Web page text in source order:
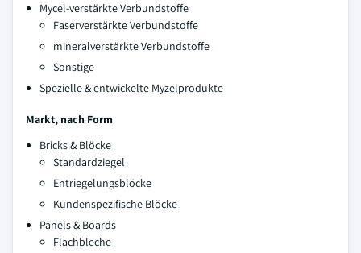
Mycel-verstärkte Verbundstoffe
Faserverstärkte Verbundstoffe
mineralverstärkte Verbundstoffe
Sonstige
Spezielle & entwickelte Myzelprodukte
Markt, nach Form
Bricks & Blöcke
Standardziegel
Entriegelungsblöcke
Kundenspezifische Blöcke
Panels & Boards
Flachbleche